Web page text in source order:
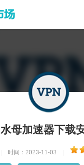
水母加速器下载
时间：2023-11-03